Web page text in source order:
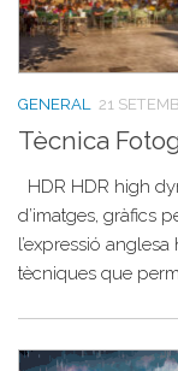
GENERAL 21
Tècnica
HDR HDR high
d’imatges, gràfics
l’expressió
tècniques que